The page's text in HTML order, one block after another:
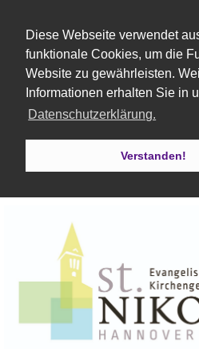
Diese Webseite verwendet
funktionale Cookies, um die
Website zu gewährleisten.
Informationen erhalten Sie in
Datenschutzerklärung.
Verstanden!